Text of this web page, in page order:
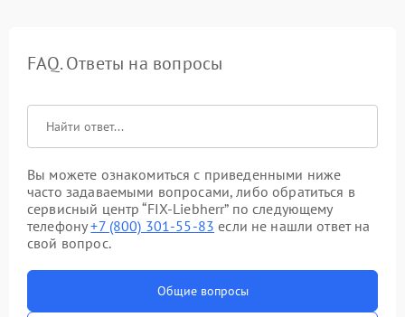
FAQ. Ответы на вопросы
Вы можете ознакомиться с приведенными ниже
часто задаваемыми вопросами, либо обратиться в
сервисный центр “FIX-Liebherr” по следующему
телефону+7 (800) 301-55-83 если не нашли ответ на
свой вопрос.
Общие вопросы